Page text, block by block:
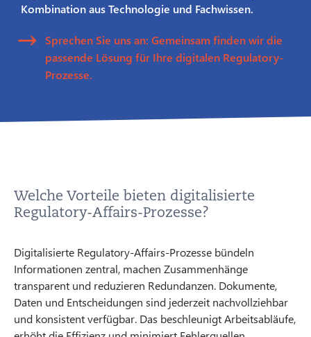
Kombination aus Technologie und Fachwissen.
Sprechen Sie uns an: Gemeinsam finden wir die
passende Lösung für Ihre digitalen Regulatory-
Prozesse.
Welche Vorteile bieten digitalisierte
Regulatory-Affairs-Prozesse?
Digitalisierte Regulatory-Affairs-Prozesse bündeln
Informationen zentral, machen Zusammenhänge
transparent und reduzieren Redundanzen. Dokumente,
Daten und Entscheidungen sind jederzeit nachvollziehbar
und konsistent verfügbar. Das beschleunigt Arbeitsabläufe,